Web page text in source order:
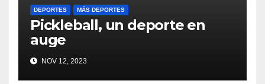
DEPORTES MÁS DEPORTES
Pickleball, un deporte en
auge
NOV 12, 2023